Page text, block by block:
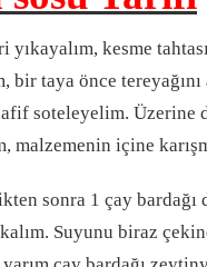
kesme
bir taya önce
soteleyelim.
malzemenin içine
sonra 1 çay
Suyunu biraz